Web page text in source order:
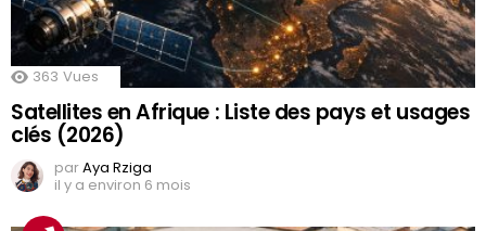
363 Vues
Satellites en Afrique : Liste des pays et usages
clés (2026)
parAya Rziga
il y a environ 6 mois